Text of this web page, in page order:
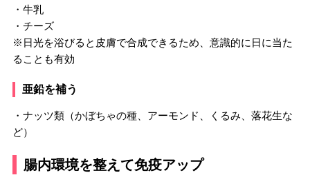
・牛乳
・チーズ
※日光を浴びると皮膚で合成できるため、意識的に日に当た
ることも有効
亜鉛を補う
・ナッツ類（かぼちゃの種、アーモンド、くるみ、落花生な
ど）
腸内環境を整えて免疫アップ